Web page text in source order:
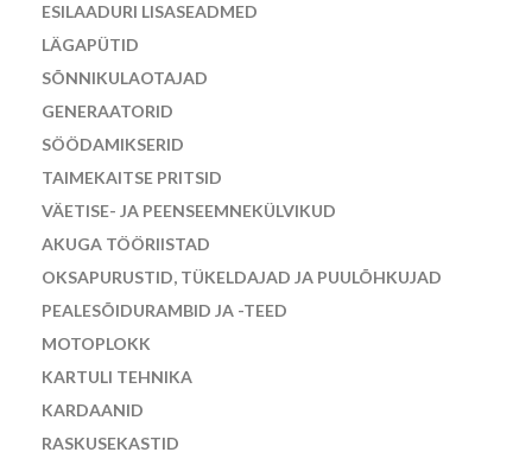
ESILAADURI LISASEADMED
LÄGAPÜTID
SÕNNIKULAOTAJAD
GENERAATORID
SÖÖDAMIKSERID
TAIMEKAITSE PRITSID
VÄETISE- JA PEENSEEMNEKÜLVIKUD
AKUGA TÖÖRIISTAD
OKSAPURUSTID, TÜKELDAJAD JA PUULÕHKUJAD
PEALESÕIDURAMBID JA -TEED
MOTOPLOKK
KARTULI TEHNIKA
KARDAANID
RASKUSEKASTID